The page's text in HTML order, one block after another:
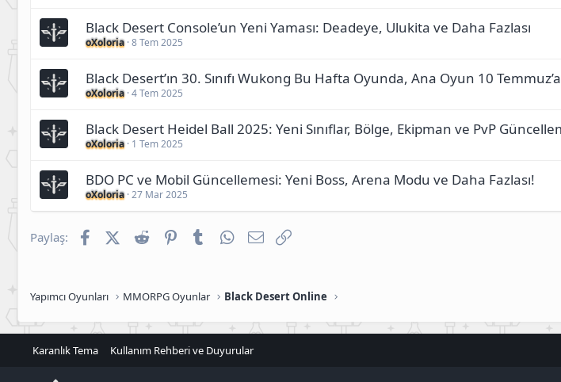
Black Desert Console’un Yeni Yaması: Deadeye, Ulukita ve Daha Fazlası
oXoloria 8 Tem 2025
Black Desert’ın 30. Sınıfı Wukong Bu Hafta Oyunda, Ana Oyun 10
oXoloria 4 Tem 2025
Black Desert Heidel Ball 2025: Yeni Sınıflar, Bölge, Ekipman ve PvP
oXoloria 1 Tem 2025
BDO PC ve Mobil Güncellemesi: Yeni Boss, Arena Modu ve Daha Fazlası!
oXoloria 27 Mar 2025
Paylaş: FacebookX (Twitter)
Reddit PinterestTumblr WhatsApp
E-posta
Yapımcı Oyunları MMORPG Oyunlar Black Desert Online
Karanlık Tema Kullanım Rehberi ve Duyurular